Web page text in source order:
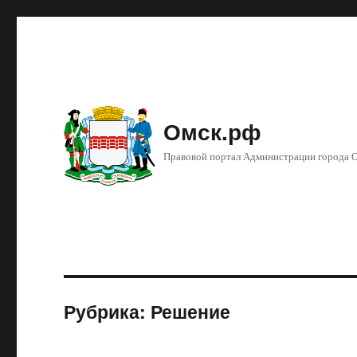
Омск.рф
Правовой портал Администрации города
Рубрика: Решение